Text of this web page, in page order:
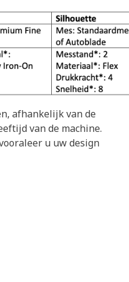
afhankelijk van de
van de machine.
u uw design